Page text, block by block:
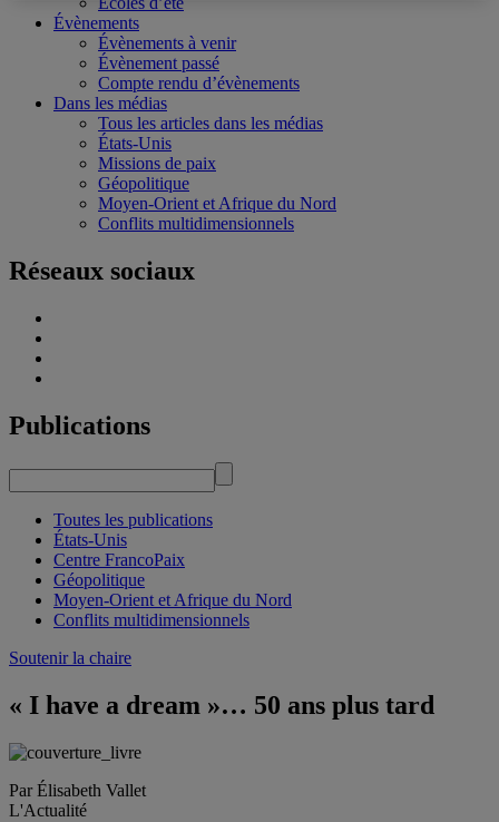
Évènements
Évènements à venir
Évènement passé
Compte rendu d’évènements
Dans les médias
Tous les articles dans les médias
États-Unis
Missions de paix
Géopolitique
Moyen-Orient et Afrique du Nord
Conflits multidimensionnels
Réseaux sociaux
Publications
Toutes les publications
États-Unis
Centre FrancoPaix
Géopolitique
Moyen-Orient et Afrique du Nord
Conflits multidimensionnels
Soutenir la chaire
« I have a dream »… 50 ans plus tard
Par Élisabeth Vallet
L'Actualité